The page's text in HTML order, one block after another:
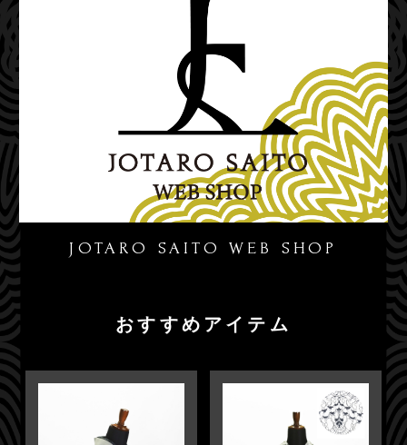
JOTARO SAITO WEB SHOP
おすすめアイテム